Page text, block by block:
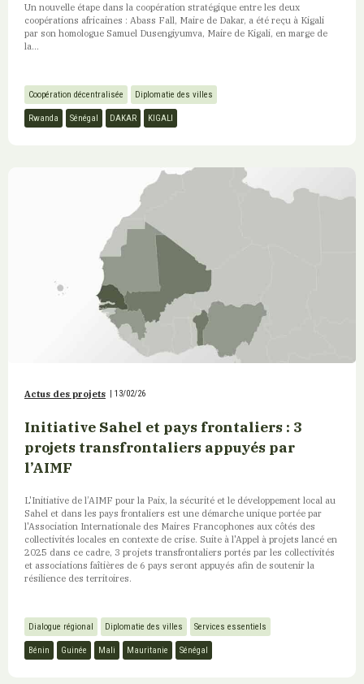
Un nouvelle étape dans la coopération stratégique entre les deux
coopérations africaines : Abass Fall, Maire de Dakar, a été reçu à Kigali
par son homologue Samuel Dusengiyumva, Maire de Kigali, en marge de
la...
Coopération décentralisée Diplomatie des villes
Rwanda Sénégal DAKAR KIGALI
Actus des projets | 13/02/26
Initiative Sahel et pays frontaliers : 3
projets transfrontaliers appuyés par
l’AIMF
L'Initiative de l’AIMF pour la Paix, la sécurité et le développement local au
Sahel et dans les pays frontaliers est une démarche unique portée par
l'Association Internationale des Maires Francophones aux côtés des
collectivités locales en contexte de crise. Suite à l'Appel à projets lancé en
2025 dans ce cadre, 3 projets transfrontaliers portés par les collectivités
et associations faîtières de 6 pays seront appuyés afin de soutenir la
résilience des territoires.
Dialogue régional Diplomatie des villes Services essentiels
Bénin Guinée Mali Mauritanie Sénégal